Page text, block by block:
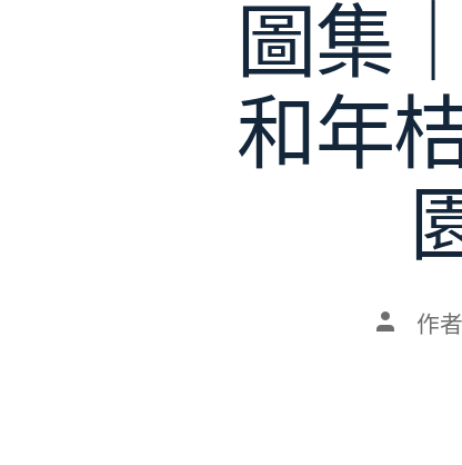
圖集
和年
文 作